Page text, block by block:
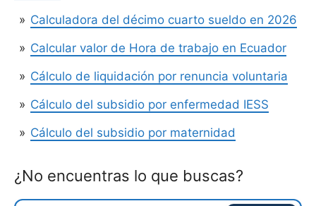
Calculadora del décimo cuarto sueldo en 2026
Calcular valor de Hora de trabajo en Ecuador
Cálculo de liquidación por renuncia voluntaria
Cálculo del subsidio por enfermedad IESS
Cálculo del subsidio por maternidad
¿No encuentras lo que buscas?